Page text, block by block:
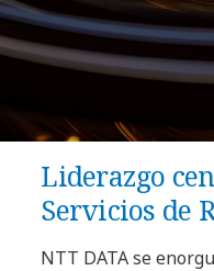
Liderazgo
Servicios de
NTT DATA se